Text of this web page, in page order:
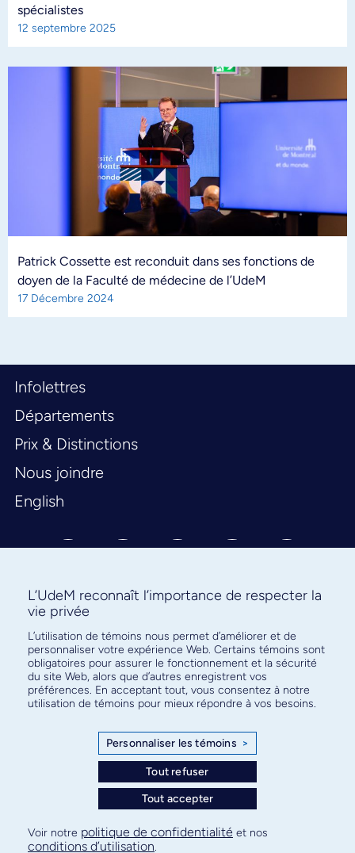
spécialistes
12 septembre 2025
Patrick Cossette est reconduit dans ses fonctions de
doyen de la Faculté de médecine de l’UdeM
17 Décembre 2024
Infolettres
Départements
Prix & Distinctions
Nous joindre
English
Abonnez-vous à notre infolettre
pour connaître l’actualité facultaire
Plan de site
Confidentialité
L’UdeM reconnaît l’importance de respecter la
vie privée
L’utilisation de témoins nous permet d’améliorer et de
personnaliser votre expérience Web. Certains témoins sont
obligatoires pour assurer le fonctionnement et la sécurité
du site Web, alors que d’autres enregistrent vos
préférences. En acceptant tout, vous consentez à notre
utilisation de témoins pour mieux répondre à vos besoins.
Personnaliser les témoins >
Tout refuser
Tout accepter
Voir notre politique de confidentialité et nos
conditions d’utilisation.